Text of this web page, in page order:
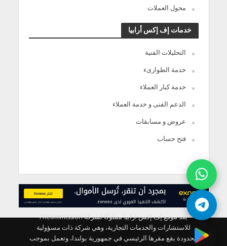
محول العملات
خدمات إف إكس أرابيا
التحليلات الفنية
خدمة الطوارىء
خدمة كبار العملاء
الدعم الفنى و خدمة العملاء
عروض و مسابقات
فتح حساب
يعد موقع إف إكس ارابيا مملوكًا لشركة FXCommission
للاستشارات والخدمات التجارية، وهي شركة ذات مسؤولية
محدودة يقع مقرها الرئيسي في جمهورية بولندا، وتعمل بموجب